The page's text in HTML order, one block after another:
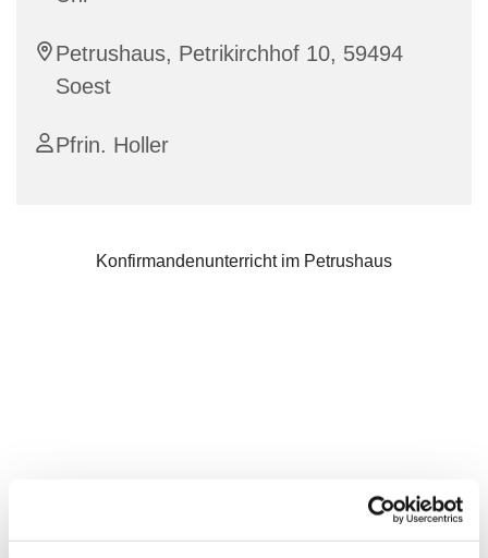
Petrushaus, Petrikirchhof 10, 59494
Soest
Pfrin. Holler
Konfirmandenunterricht im Petrushaus